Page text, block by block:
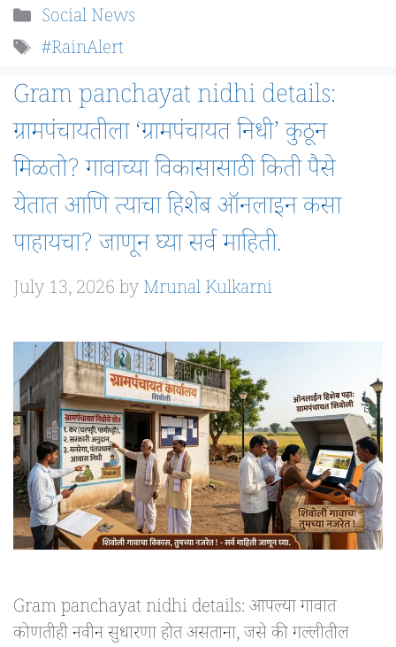
Categories
Social News
Tags
#RainAlert
Gram panchayat nidhi details:
ग्रामपंचायतीला ‘ग्रामपंचायत निधी’ कुठून
मिळतो? गावाच्या विकासासाठी किती पैसे
येतात आणि त्याचा हिशेब ऑनलाइन कसा
पाहायचा? जाणून घ्या सर्व माहिती.
July 13, 2026byMrunal Kulkarni
Gram panchayat nidhi details: आपल्या गावात
कोणतीही नवीन सुधारणा होत असताना, जसे की गल्लीतील